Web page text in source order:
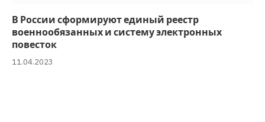
В России сформируют единый реестр
военнообязанных и систему электронных
повесток
11.04.2023